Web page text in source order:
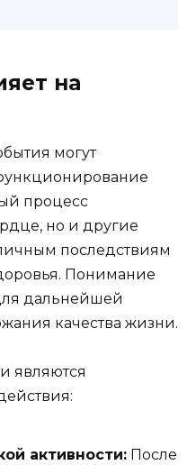
на
могут
процесс
но и другие
последствиям
Понимание
дальнейшей
качества жизни.
являются
активности: После